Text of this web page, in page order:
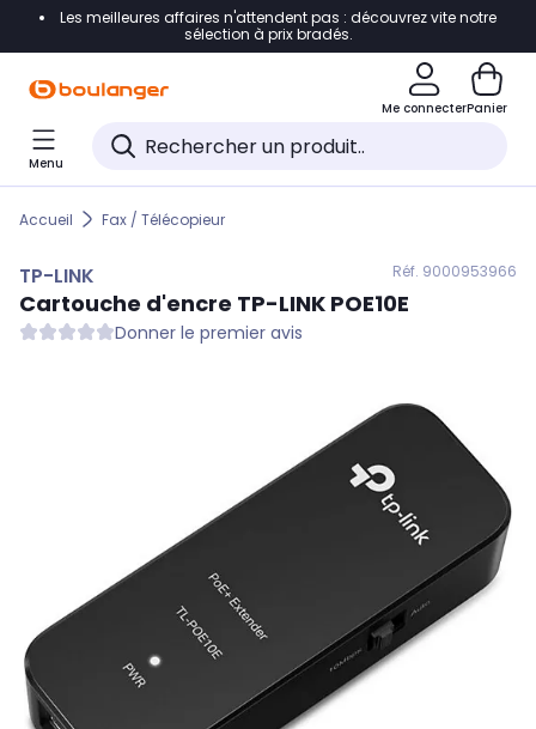
Accéder directement à la navigation
Accéder directement au pied de page
Accéder directement au chatbot
Les meilleures affaires n'attendent pas : découvrez vite notre
sélection à prix bradés.
Me connecterPanier
Menu
Accueil Fax / Télécopieur
TP-LINK Réf. 9000953966
Cartouche d'encre TP-LINK POE10E
Donner le premier avis